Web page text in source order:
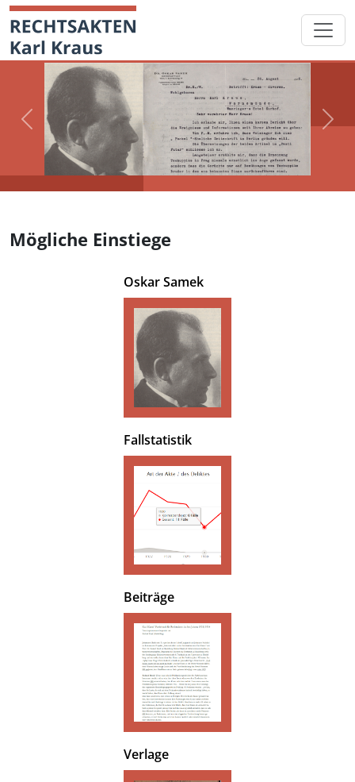
Skip
content
Startseite
Previous Next
Mögliche Einstiege
Oskar Samek
Fallstatistik
Beiträge
Verlage